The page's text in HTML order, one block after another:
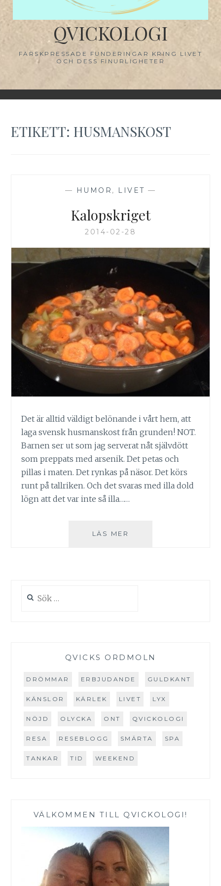
QVICKOLOGI
FÄRSKPRESSADE FUNDERINGAR KRING LIVET
OCH DESS FINURLIGHETER
ETIKETT:HUSMANSKOST
— HUMOR , LIVET —
Kalopskriget
2014-02-28
Det är alltid väldigt belönande i vårt hem, att
laga svensk husmanskost från grunden! NOT.
Barnen ser ut som jag serverat nåt självdött
som preppats med arsenik. Det petas och
pillas i maten. Det rynkas på näsor. Det körs
runt på tallriken. Och det svaras med illa dold
lögn att det var inte så illa……
LÄS MER
efter:
QVICKS ORDMOLN
DRÖMMAR ERBJUDANDE GULDKANT
KÄNSLOR KÄRLEK LIVET LYX
NÖJD OLYCKA ONT QVICKOLOGI
RESA RESEBLOGG SMÄRTA SPA
TANKAR TID WEEKEND
VÄLKOMMEN TILL QVICKOLOGI!